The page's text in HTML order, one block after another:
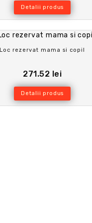
Detalii produs
Loc rezervat mama si copil
271.52 lei
Detalii produs